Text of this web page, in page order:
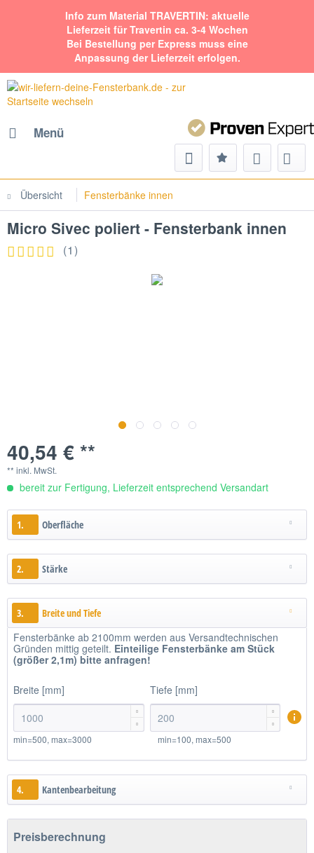
Info zum Material TRAVERTIN: aktuelle
Lieferzeit für Travertin ca. 3-4 Wochen
Bei Bestellung per Express muss eine
Anpassung der Lieferzeit erfolgen.
Menü
Übersicht Fensterbänke innen
Micro Sivec poliert - Fensterbank innen
(1)
40,54 € **
** inkl. MwSt.
bereit zur Fertigung, Lieferzeit entsprechend Versandart
1. Oberfläche
2. Stärke
3. Breite und Tiefe
Fensterbänke ab 2100mm werden aus Versandtechnischen
Gründen mittig geteilt. Einteilige Fensterbänke am Stück
(größer 2,1m) bitte anfragen!
Breite [mm]


Tiefe [mm]


min=500, max=3000 min=100, max=500
4. Kantenbearbeitung
Preisberechnung